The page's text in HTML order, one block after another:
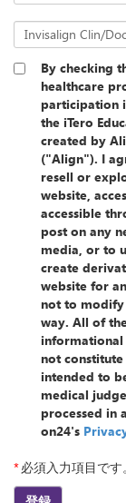
Invisalign Clin/
By checking
healthcare
participation
the iTero
created by
("Align"). I
resell or
website,
accessible
post on any
media, or to
create
website for
not to modify
way. All of
informational
not
intended to
medical
processed in
on24's
*必須入力項目です。